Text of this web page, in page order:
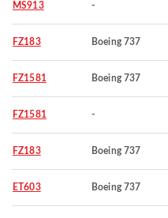
MS913 -
FZ183 Boeing 737
FZ1581 Boeing 737
FZ1581 -
FZ183 Boeing 737
ET603 Boeing 737